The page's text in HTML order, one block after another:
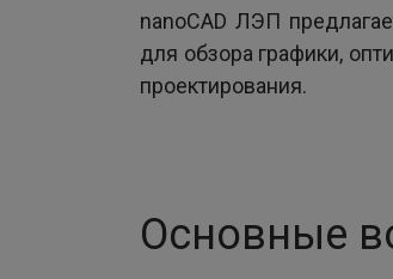
nanoCAD ЛЭП
для обзора графики,
проектирования.
Основные